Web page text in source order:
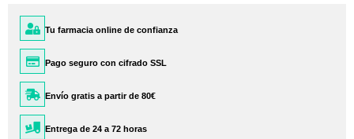
Tu farmacia online de confianza
Pago seguro con cifrado SSL
Envío gratis a partir de 80€
Entrega de 24 a 72 horas